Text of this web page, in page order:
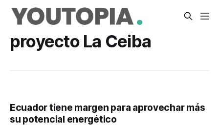
proyecto La Ceiba
Ecuador tiene margen para aprovechar más
su potencial energético